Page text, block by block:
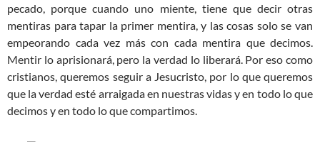
pecado, porque cuando uno miente, tiene que decir otras
mentiras para tapar la primer mentira, y las cosas solo se van
empeorando cada vez más con cada mentira que decimos.
Mentir lo aprisionará, pero la verdad lo liberará. Por eso como
cristianos, queremos seguir a Jesucristo, por lo que queremos
que la verdad esté arraigada en nuestras vidas y en todo lo que
decimos y en todo lo que compartimos.